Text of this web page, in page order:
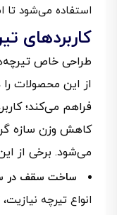
استفاده می‌شود تا
کاربردهای
طراحی خاص
از این محصولات
فراهم می‌کند؛
کاهش وزن سازه
می‌شود. برخی از این
ساخت سقف در
انواع تیرچه